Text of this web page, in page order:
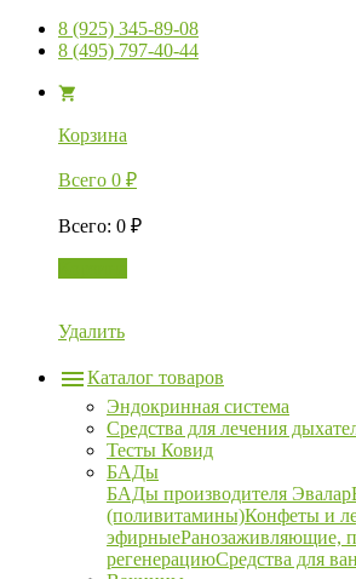
8 (925) 345-89-08
8 (495) 797-40-44
Корзина
Всего 0 ₽
Всего: 0 ₽
Удалить
Каталог товаров
Эндокринная система
Средства для лечения
Тесты Ковид
БАДы
БАДы производителя Эвалар
(поливитамины)Конфеты и
эфирныеРанозаживляющие,
регенерациюСредства для